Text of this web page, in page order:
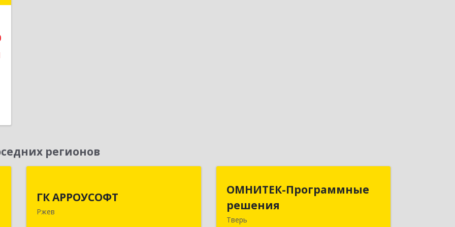
регионов
ГК АРРОУСОФТ
Ржев
Ржев г, Большая Спасская ул, дом №
ОМНИТЕК-Программные
решения
Тверь
решения